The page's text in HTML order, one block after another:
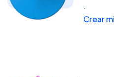
.
Crear